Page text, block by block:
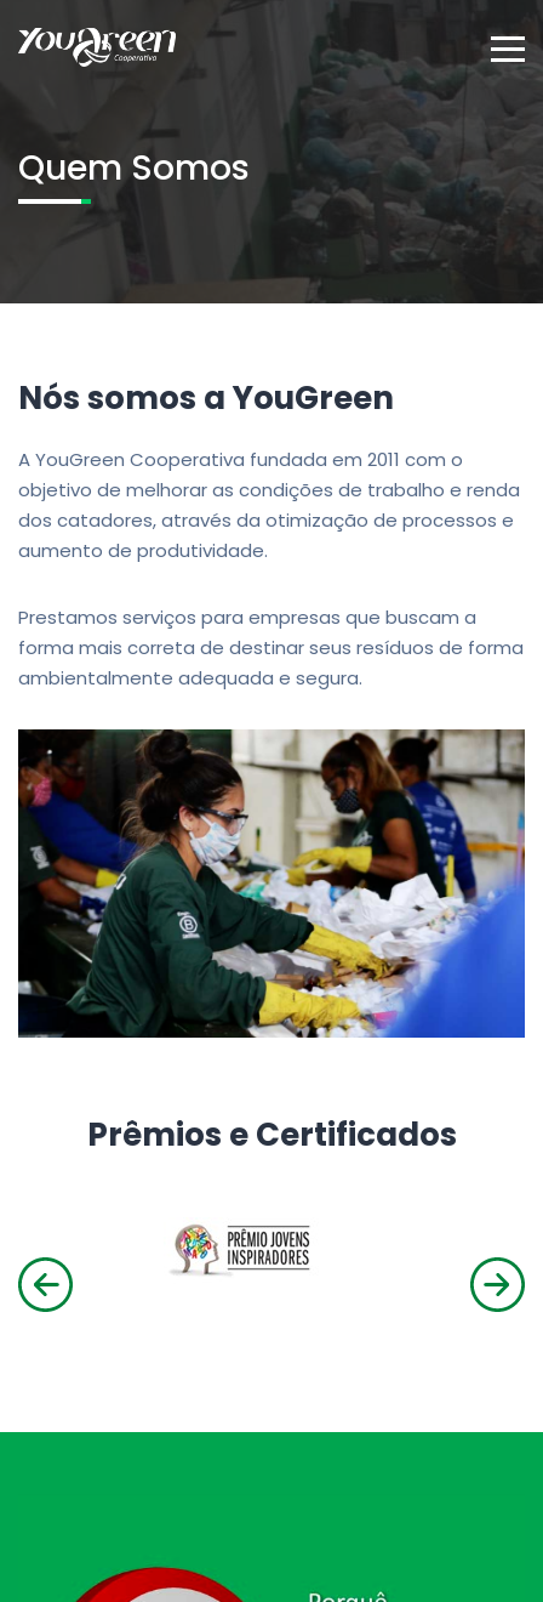
Quem Somos
Nós somos a YouGreen
A YouGreen Cooperativa fundada em 2011 com o
objetivo de melhorar as condições de trabalho e renda
dos catadores, através da otimização de processos e
aumento de produtividade.
Prestamos serviços para empresas que buscam a
forma mais correta de destinar seus resíduos de forma
ambientalmente adequada e segura.
Prêmios e Certificados